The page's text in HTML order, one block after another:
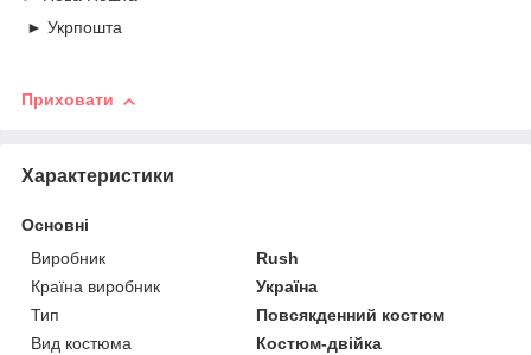
► Укрпошта
Приховати
Характеристики
Основні
Виробник
Rush
Країна виробник
Україна
Тип
Повсякденний костюм
Вид костюма
Костюм-двійка